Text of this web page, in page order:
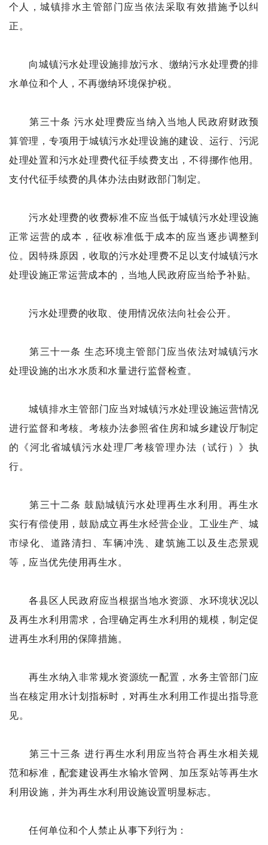
个人，城镇排水主管部门应当依法采取有效措施予以纠
正。
向城镇污水处理设施排放污水、缴纳污水处理费的排
水单位和个人，不再缴纳环境保护税。
第三十条 污水处理费应当纳入当地人民政府财政预
算管理，专项用于城镇污水处理设施的建设、运行、污泥
处理处置和污水处理费代征手续费支出，不得挪作他用。
支付代征手续费的具体办法由财政部门制定。
污水处理费的收费标准不应当低于城镇污水处理设施
正常运营的成本，征收标准低于成本的应当逐步调整到
位。因特殊原因，收取的污水处理费不足以支付城镇污水
处理设施正常运营成本的，当地人民政府应当给予补贴。
污水处理费的收取、使用情况依法向社会公开。
第三十一条 生态环境主管部门应当依法对城镇污水
处理设施的出水水质和水量进行监督检查。
城镇排水主管部门应当对城镇污水处理设施运营情况
进行监督和考核。考核办法参照省住房和城乡建设厅制定
的《河北省城镇污水处理厂考核管理办法（试行）》执
行。
第三十二条 鼓励城镇污水处理再生水利用。再生水
实行有偿使用，鼓励成立再生水经营企业。工业生产、城
市绿化、道路清扫、车辆冲洗、建筑施工以及生态景观
等，应当优先使用再生水。
各县区人民政府应当根据当地水资源、水环境状况以
及再生水利用需求，合理确定再生水利用的规模，制定促
进再生水利用的保障措施。
再生水纳入非常规水资源统一配置，水务主管部门应
当在核定用水计划指标时，对再生水利用工作提出指导意
见。
第三十三条 进行再生水利用应当符合再生水相关规
范和标准，配套建设再生水输水管网、加压泵站等再生水
利用设施，并为再生水利用设施设置明显标志。
任何单位和个人禁止从事下列行为：